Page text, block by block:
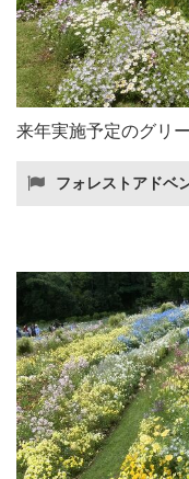
来年実施予定のグリ
フォレストアドベ